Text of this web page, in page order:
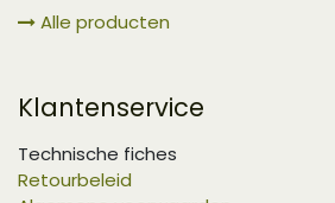
Alle producten
Klantenservice
Technische fiches
Retourbeleid